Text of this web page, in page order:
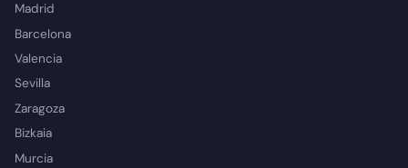
Madrid
Barcelona
Valencia
Sevilla
Zaragoza
Bizkaia
Murcia